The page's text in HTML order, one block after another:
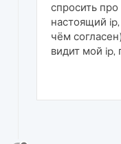
спросить
настоящий
чём
видит мой ip,